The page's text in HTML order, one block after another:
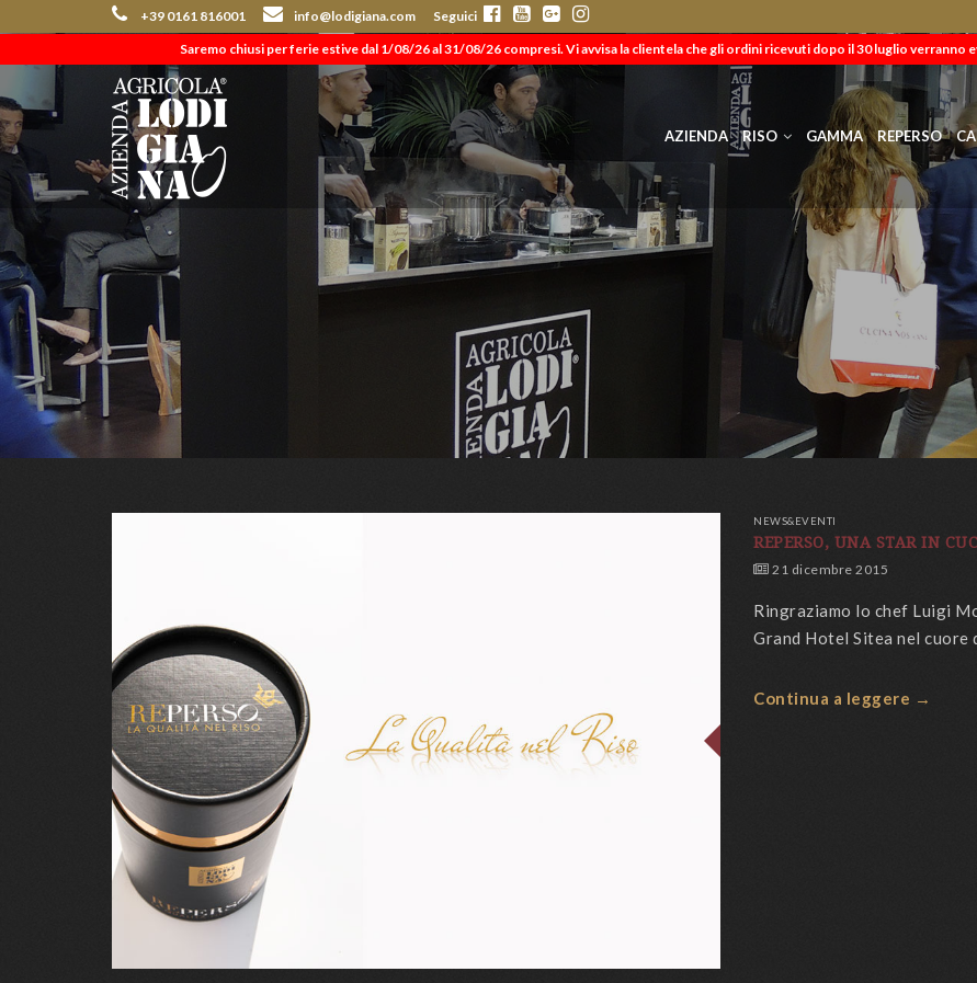
+39 0161 816001 info@lodigiana.com Seguici
Saremo chiusi per ferie estive dal 1/08/26 al 31/08/26 compresi. Vi avvisa la clientela che gli ordini ricevuti dopo il 30 luglio verranno
AZIENDA RISO GAMMA REPERSO
NEWS&EVENTI
REPERSO, UNA STAR IN
21 dicembre 2015
Ringraziamo lo chef Luigi
Grand Hotel Sitea nel cuore
Continua a leggere →